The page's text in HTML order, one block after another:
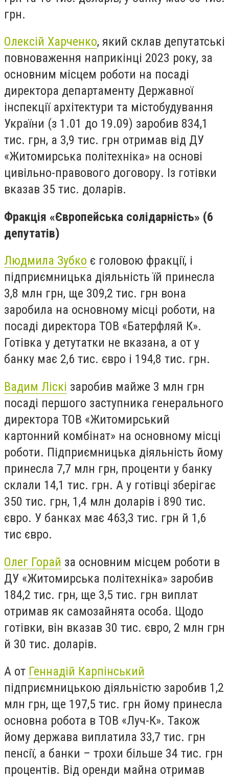
грн.
Олексій Харченко, який склав депутатські
повноваження наприкінці 2023 року, за
основним місцем роботи на посаді
директора департаменту Державної
інспекції архітектури та містобудування
України (з 1.01 до 19.09) заробив 834,1
тис. грн, а 3,9 тис. грн отримав від ДУ
«Житомирська політехніка» на основі
цивільно-правового договору. Із готівки
вказав 35 тис. доларів.
Фракція «Європейська солідарність» (6
депутатів)
Людмила Зубко є головою фракції, і
підприємницька діяльність їй принесла
3,8 млн грн, ще 309,2 тис. грн вона
заробила на основному місці роботи, на
посаді директора ТОВ «Батерфляй К».
Готівка у детутатки не вказана, а от у
банку має 2,6 тис. євро і 194,8 тис. грн.
Вадим Ліскі заробив майже 3 млн грн
посаді першого заступника генерального
директора ТОВ «Житомирський
картонний комбінат» на основному місці
роботи. Підприємницька діяльність йому
принесла 7,7 млн грн, проценти у банку
склали 14,1 тис. грн. А у готівці зберігає
350 тис. грн, 1,4 млн доларів і 890 тис.
євро. У банках має 463,3 тис. грн й 1,6
тис євро.
Олег Горай за основним місцем роботи в
ДУ «Житомирська політехніка» заробив
184,2 тис. грн, ще 3,5 тис. грн виплат
отримав як самозайнята особа. Щодо
готівки, він вказав 30 тис. євро, 2 млн грн
й 30 тис. доларів.
А от Геннадій Карпінський
підприємницькою діяльністю заробив 1,2
млн грн, ще 197,5 тис. грн йому принесла
основна робота в ТОВ «Луч-К». Також
йому держава виплатила 33,7 тис. грн
пенсії, а банки – трохи більше 34 тис. грн
процентів. Від оренди майна отримав